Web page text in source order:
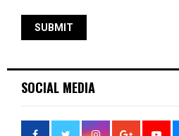
SOCIAL MEDIA